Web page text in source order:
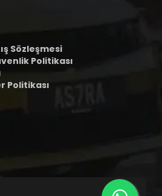
Sözleşmesi
Politikası
Politikası